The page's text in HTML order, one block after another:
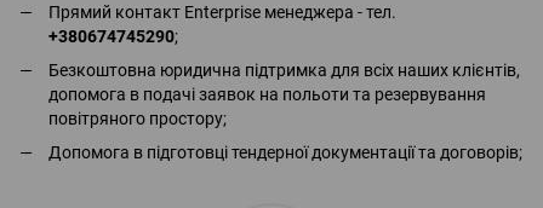
Прямий контакт Enterprise менеджера - тел.
+380674745290;
Безкоштовна юридична підтримка для всіх наших клієнтів,
допомога в подачі заявок на польоти та резервування
повітряного простору;
Допомога в підготовці тендерної документації та договорів;